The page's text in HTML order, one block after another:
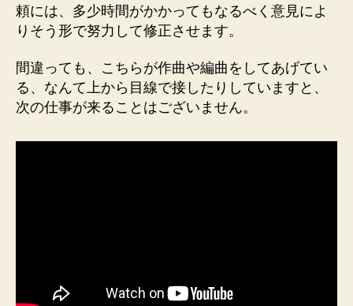
頼には、多少時間がかかってもなるべく意見によ
りそう形で努力して修正させます。
間違っても、こちらが作曲や編曲をしてあげてい
る、なんて上から目線で接したりしていますと、
次の仕事が来ることはございません。